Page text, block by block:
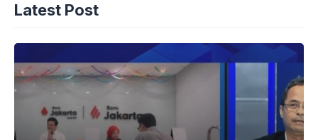
Latest Post